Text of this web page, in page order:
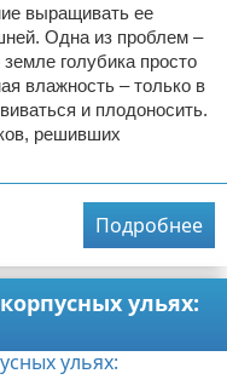
выращивать ее
Одна из проблем –
голубика просто
влажность – только в
и плодоносить.
решивших
Подробнее
ульях: